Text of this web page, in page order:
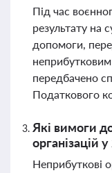
Під час
результату на
допомоги,
передбачено
Податкового
Які вимоги
організацій
Неприбуткові